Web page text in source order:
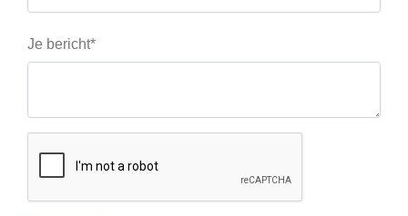
Je bericht*